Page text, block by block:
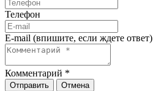
Телефон
E-mail (впишите, если ждете ответ)
Комментарий *
Отправить Отмена